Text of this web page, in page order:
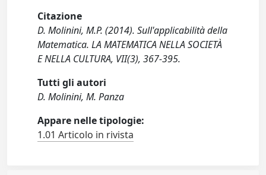
Citazione
D. Molinini, M.P. (2014). Sull'applicabilità della
Matematica. LA MATEMATICA NELLA SOCIETÀ
E NELLA CULTURA, VII(3), 367-395.
Tutti gli autori
D. Molinini, M. Panza
Appare nelle tipologie:
1.01 Articolo in rivista